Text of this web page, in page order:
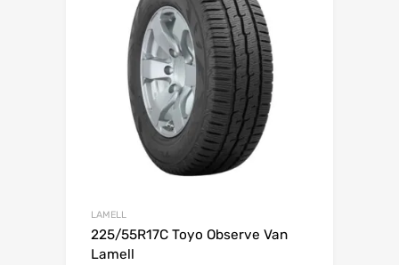
LAMELL
225/55R17C Toyo Observe Van
Lamell